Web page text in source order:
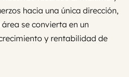
hacia una única dirección,
se convierta en un
y rentabilidad de